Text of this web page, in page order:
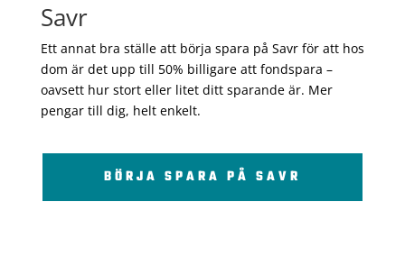
Savr
Ett annat bra ställe att börja spara på Savr för att hos
dom är det upp till 50% billigare att fondspara –
oavsett hur stort eller litet ditt sparande är. Mer
pengar till dig, helt enkelt.
BÖRJA SPARA PÅ SAVR